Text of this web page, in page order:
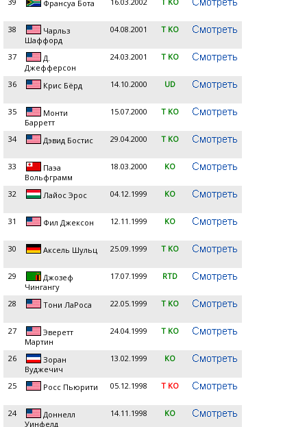
Франсуа Бота
38
Чарльз
Шаффорд
04.08.2001 T KO
37
Д.
Джефферсон
24.03.2001 T KO
36 Крис Бёрд 14.10.2000 UD
35
Монти
Барретт
15.07.2000 T KO
34 Дэвид Бостис 29.04.2000 T KO
33
Паэа
Вольфграмм
18.03.2000 KO
32 Лайос Эрос 04.12.1999 KO
31 Фил Джексон 12.11.1999 KO
30 Аксель Шульц 25.09.1999 T KO
29
Джозеф
Чингангу
17.07.1999 RTD
28 Тони ЛаРоса 22.05.1999 T KO
27
Эверетт
Мартин
24.04.1999 T KO
26
Зоран
Вуджечич
13.02.1999 KO
25 Росс Пьюрити 05.12.1998 T KO
24
Доннелл
Уинфелд
14.11.1998 KO